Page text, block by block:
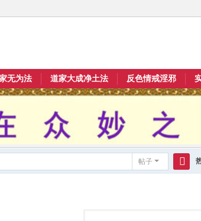
无为法 道家大成净土法 反色情戒淫邪
帖子